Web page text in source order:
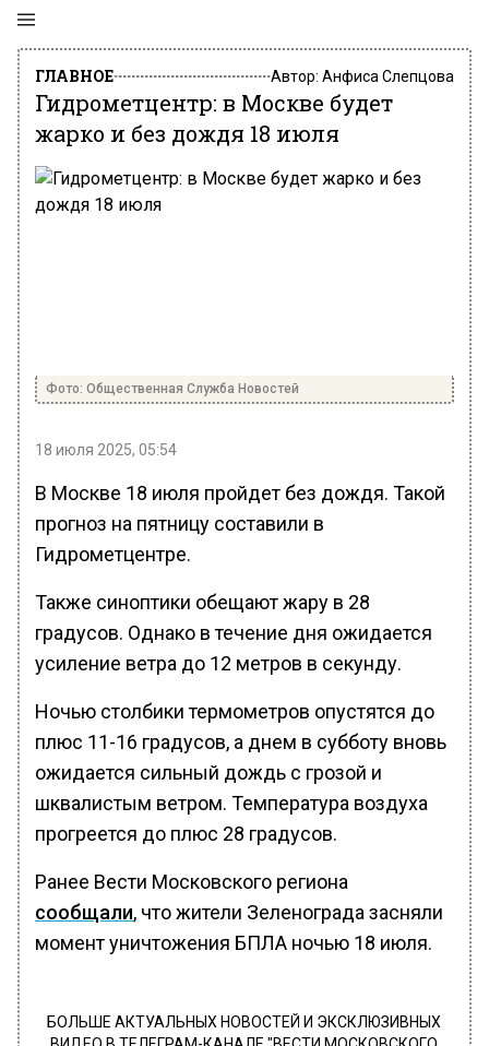
ГЛАВНОЕ Автор: Анфиса Слепцова
Гидрометцентр: в Москве будет
жарко и без дождя 18 июля
Фото: Общественная Служба Новостей
18 июля 2025, 05:54
В Москве 18 июля пройдет без дождя. Такой
прогноз на пятницу составили в
Гидрометцентре.
Также синоптики обещают жару в 28
градусов. Однако в течение дня ожидается
усиление ветра до 12 метров в секунду.
Ночью столбики термометров опустятся до
плюс 11-16 градусов, а днем в субботу вновь
ожидается сильный дождь с грозой и
шквалистым ветром. Температура воздуха
прогреется до плюс 28 градусов.
Ранее Вести Московского региона
сообщали, что жители Зеленограда засняли
момент уничтожения БПЛА ночью 18 июля.
БОЛЬШЕ АКТУАЛЬНЫХ НОВОСТЕЙ И ЭКСКЛЮЗИВНЫХ